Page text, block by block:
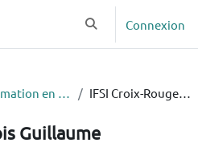
Activer/désactiver
Connexion
Institut de formation en soins infirmiers (IFSI) IFSI Croix-Rouge Bois Guillaume
Guillaume